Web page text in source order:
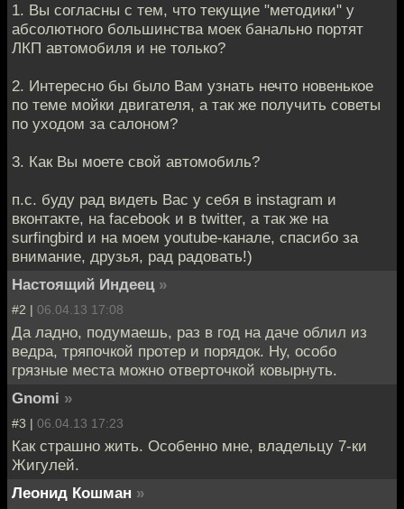
1. Вы согласны с тем, что текущие "методики" у
абсолютного большинства моек банально портят
ЛКП автомобиля и не только?
2. Интересно бы было Вам узнать нечто новенькое
по теме мойки двигателя, а так же получить советы
по уходом за салоном?
3. Как Вы моете свой автомобиль?
п.с. буду рад видеть Вас у себя в instagram и
вконтакте, на facebook и в twitter, а так же на
surfingbird и на моем youtube-канале, спасибо за
внимание, друзья, рад радовать!)
Настоящий Индеец »
#2 | 06.04.13 17:08
Да ладно, подумаешь, раз в год на даче облил из
ведра, тряпочкой протер и порядок. Ну, особо
грязные места можно отверточкой ковырнуть.
Gnomi »
#3 | 06.04.13 17:23
Как страшно жить. Особенно мне, владельцу 7-ки
Жигулей.
Леонид Кошман »